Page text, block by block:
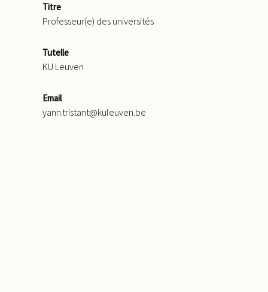
Titre
Professeur(e) des universités
Tutelle
KU Leuven
Email
yann.tristant@kuleuven.be